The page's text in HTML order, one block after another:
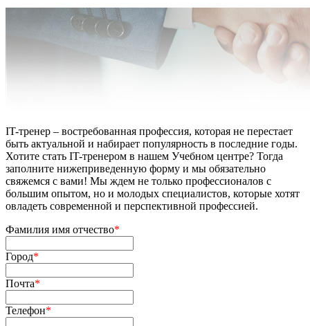
IT-тренер – востребованная профессия, которая не перестает
быть актуальной и набирает популярность в последние годы.
Хотите стать IT-тренером в нашем Учебном центре? Тогда
заполните нижеприведенную форму и мы обязательно
свяжемся с вами! Мы ждем не только профессионалов с
большим опытом, но и молодых специалистов, которые хотят
овладеть современной и перспективной профессией.
Фамилия имя отчество*
Город*
Почта*
Телефон*